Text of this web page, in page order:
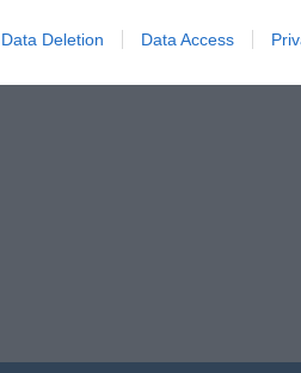
Data Deletion Data Access